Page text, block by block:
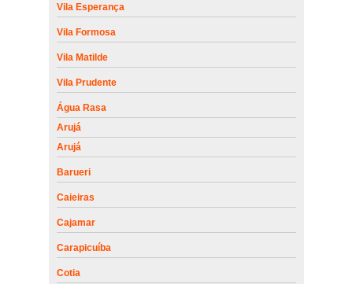
Vila Esperança
Vila Formosa
Vila Matilde
Vila Prudente
Água Rasa
Arujá
Arujá
Barueri
Caieiras
Cajamar
Carapicuíba
Cotia